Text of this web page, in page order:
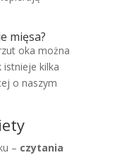
mięsa?
oka można
istnieje kilka
o naszym
– czytania